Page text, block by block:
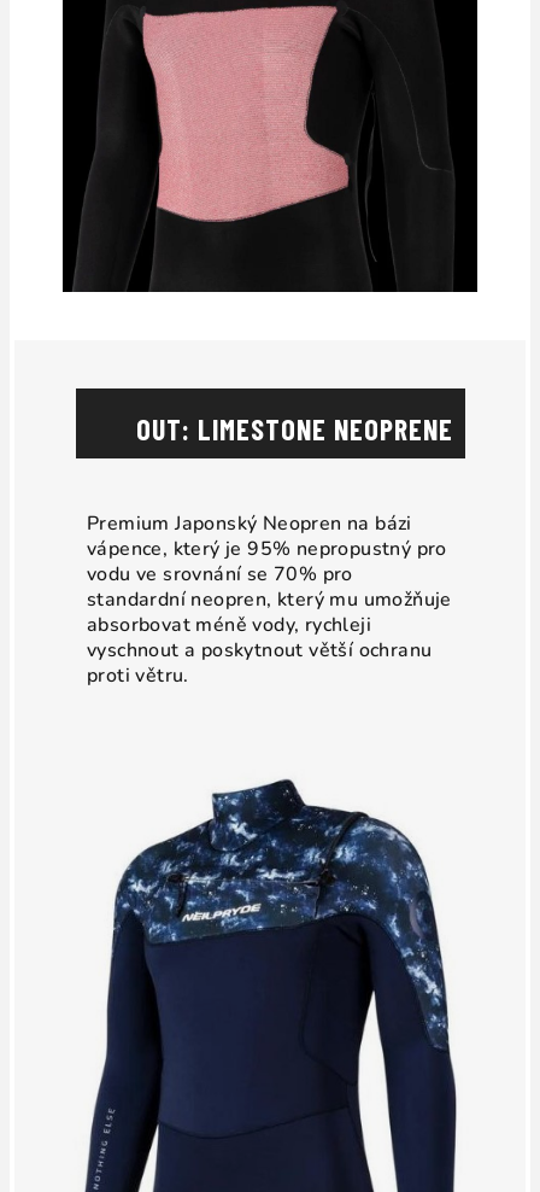
OUT: LIMESTONE NEOPRENE
Premium Japonský Neopren na bázi
vápence, který je 95% nepropustný pro
vodu ve srovnání se 70% pro
standardní neopren, který mu umožňuje
absorbovat méně vody, rychleji
vyschnout a poskytnout větší ochranu
proti větru.